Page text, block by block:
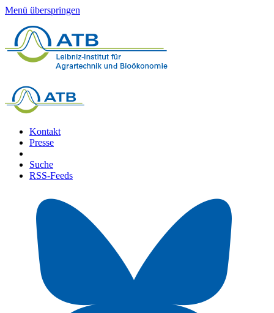
Menü überspringen
Kontakt
Presse
Suche
RSS-Feeds